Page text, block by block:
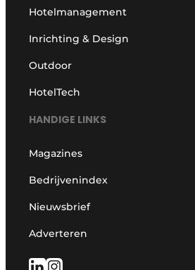
Hotelmanagement
Inrichting & Design
Outdoor
HotelTech
HANDIGE LINKS
Magazines
Bedrijvenindex
Nieuwsbrief
Adverteren